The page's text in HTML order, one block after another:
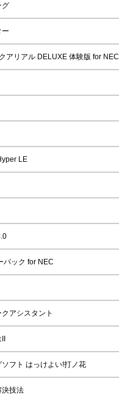
グ
ー
アリアル DELUXE 体験版 for NEC
LE
パック for NEC
アシスタント
II
フト はっけよい!打ノ花
決技法